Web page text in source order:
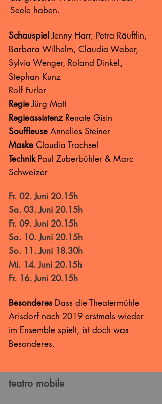
Seele haben.
Schauspiel Jenny Harr, Petra Räuftlin,
Barbara Wilhelm, Claudia Weber,
Sylvia Wenger, Roland Dinkel,
Stephan Kunz
Rolf Furler
RegieJürg Matt
RegieassistenzRenate Gisin
Souffleuse Annelies Steiner
Maske Claudia Trachsel
Technik Paul Zuberbühler & Marc
Schweizer
Fr. 02. Juni 20.15h
Sa. 03. Juni 20.15h
Fr. 09. Juni 20.15h
Sa. 10. Juni 20.15h
So. 11. Juni 18.30h
Mi. 14. Juni 20.15h
Fr. 16. Juni 20.15h
Besonderes Dass die Theatermühle
Arisdorf nach 2019 erstmals wieder
im Ensemble spielt, ist doch was
Besonderes.
teatro mobile